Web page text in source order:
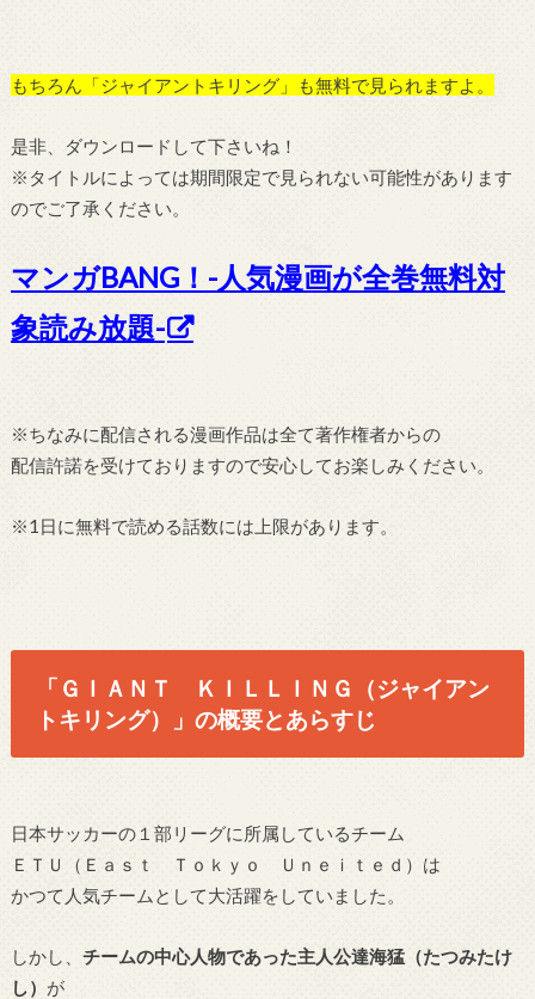
もちろん「ジャイアントキリング」も無料で見られますよ。
是非、ダウンロードして下さいね！
※タイトルによっては期間限定で見られない可能性があります
のでご了承ください。
マンガBANG！-人気漫画が全巻無料対
象読み放題-
※ちなみに配信される漫画作品は全て著作権者からの
配信許諾を受けておりますので安心してお楽しみください。
※1日に無料で読める話数には上限があります。
「ＧＩＡＮＴ ＫＩＬＬＩＮＧ（ジャイアン
トキリング）」の概要とあらすじ
日本サッカーの１部リーグに所属しているチーム
ＥＴＵ（Ｅａｓｔ Ｔｏｋｙｏ Ｕｎｅｉｔｅｄ）は
かつて人気チームとして大活躍をしていました。
しかし、 チームの中心人物であった主人公達海猛（たつみたけ
し） が